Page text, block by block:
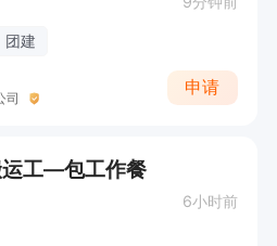
团建
司
申请
工—包工作餐
6小时前